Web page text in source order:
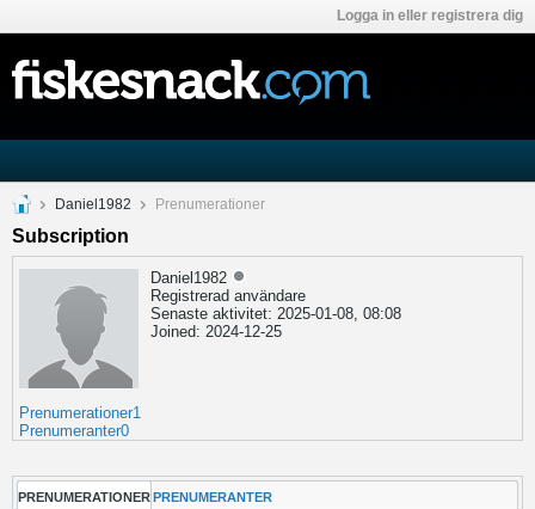
Logga in eller registrera dig
Daniel1982 Prenumerationer
Subscription
Daniel1982
Registrerad användare
Senaste aktivitet: 2025-01-08, 08:08
Joined: 2024-12-25
Prenumerationer1
Prenumeranter0
PRENUMERATIONER PRENUMERANTER